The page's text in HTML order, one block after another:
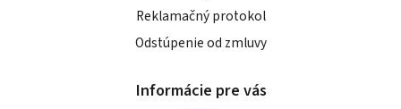
Reklamačný protokol
Odstúpenie od zmluvy
Informácie pre vás